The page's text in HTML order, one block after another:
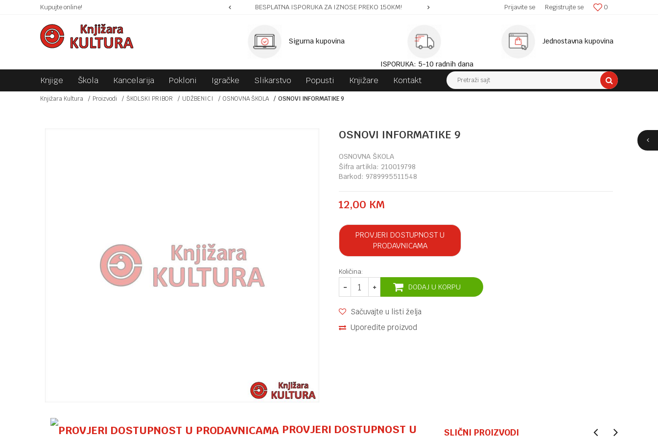
Kupujte online!SIGURNO PLAĆANJE PLATNIM KARTICAMA! BESPLATNA ISPORUKA ZA IZNOSE PREKO 150KM! SIGURNA ISPORUKA! 0
Prijavite se Registrujte se
Sigurna kupovina
ISPORUKA: 5-10 radnih dana
Jednostavna kupovina
Knjige Škola Kancelarija Pokloni Igračke Slikarstvo Popusti Knjižare Kontakt Pretraži sajt
Knjižara Kultura Proizvodi ŠKOLSKI PRIBOR UDŽBENICI OSNOVNA ŠKOLA OSNOVI INFORMATIKE 9
OSNOVI INFORMATIKE 9
OSNOVNA ŠKOLA
Šifra artikla: 210019798
Barkod: 9789995511548
12,00 KM
PROVJERI DOSTUPNOST U
PRODAVNICAMA
Količina:
DODAJ U KORPU
Sačuvajte u listi želja
Uporedite proizvod
PROVJERI DOSTUPNOST U
SLIČNI PROIZVODI